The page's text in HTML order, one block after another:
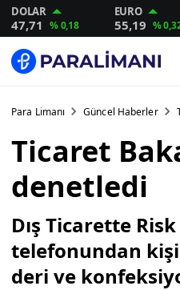
DOLAR
47,71 % 0,18
EURO
55,19 %
Para Limanı Güncel Haberler
Ticaret
denetledi
Dış Ticarette
telefonundan
deri ve